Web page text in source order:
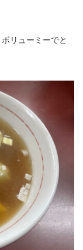
リューミーでと